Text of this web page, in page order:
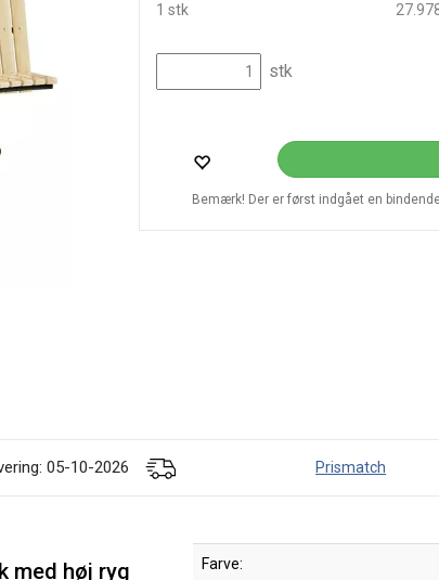
1 stk
stk
Bemærk! Der er først indgået en
05-10-2026 Prismatch
med høj ryg Farve: